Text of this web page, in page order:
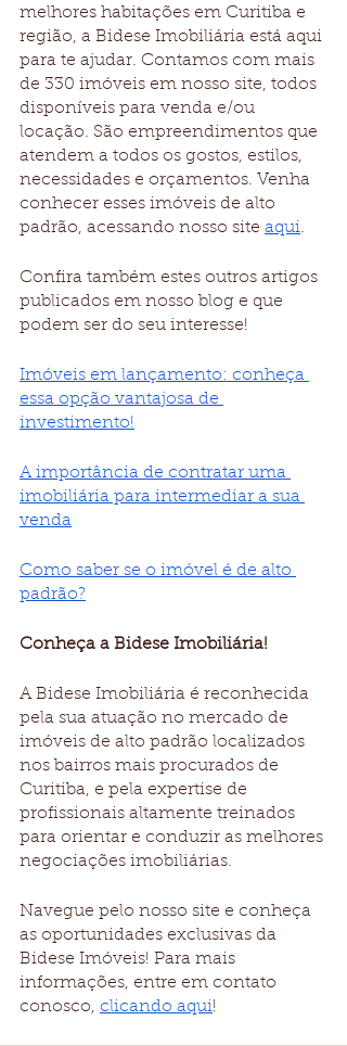
melhores habitações em Curitiba e
região, a Bidese Imobiliária está aqui
para te ajudar. Contamos com mais
de 330 imóveis em nosso site, todos
disponíveis para venda e/ou
locação. São empreendimentos que
atendem a todos os gostos, estilos,
necessidades e orçamentos. Venha
conhecer esses imóveis de alto
padrão, acessando nosso site aqui.
Confira também estes outros artigos
publicados em nosso blog e que
podem ser do seu interesse!
Imóveis em lançamento: conheça
essa opção vantajosa de
investimento!
A importância de contratar uma
imobiliária para intermediar a sua
venda
Como saber se o imóvel é de alto
padrão?
Conheça a Bidese Imobiliária!
​​A Bidese Imobiliária é reconhecida
pela sua atuação no mercado de
imóveis de alto padrão localizados
nos bairros mais procurados de
Curitiba, e pela expertise de
profissionais altamente treinados
para orientar e conduzir as melhores
negociações imobiliárias.
Navegue pelo nosso site e conheça
as oportunidades exclusivas da
Bidese Imóveis! Para mais
informações, entre em contato
conosco, clicando aqui!